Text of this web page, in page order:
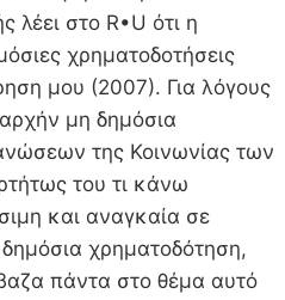
λέει στο R•U ότι η
χρηματοδοτήσεις
μου (2007). Για λόγους
μη δημόσια
της Κοινωνίας των
του τι κάνω
και αναγκαία σε
χρηματοδότηση,
πάντα στο θέμα αυτό